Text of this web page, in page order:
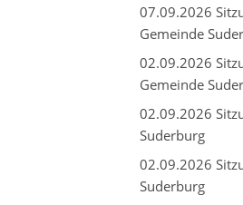
07.09.2026
Gemeinde
02.09.2026
Gemeinde
02.09.2026
Suderburg
02.09.2026
Suderburg